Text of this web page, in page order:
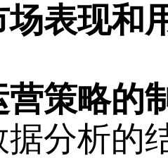
场表现和
营策略的
据分析的